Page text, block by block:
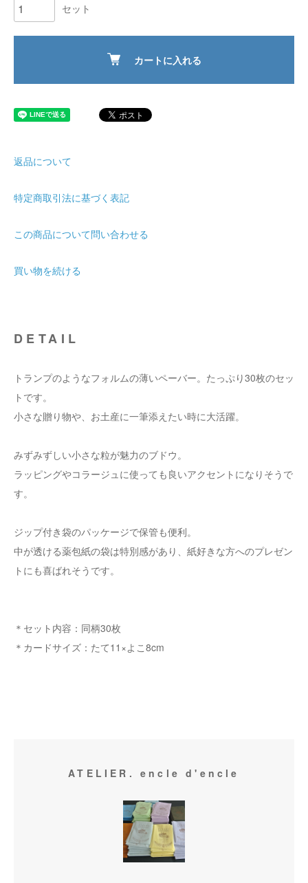
セット
カートに入れる
返品について
特定商取引法に基づく表記
この商品について問い合わせる
買い物を続ける
DETAIL
トランプのようなフォルムの薄いペーバー。たっぷり30枚のセッ
トです。
小さな贈り物や、お土産に一筆添えたい時に大活躍。
みずみずしい小さな粒が魅力のブドウ。
ラッピングやコラージュに使っても良いアクセントになりそうで
す。
ジップ付き袋のパッケージで保管も便利。
中が透ける薬包紙の袋は特別感があり、紙好きな方へのプレゼン
トにも喜ばれそうです。
＊セット内容：同柄30枚
＊カードサイズ：たて11×よこ8cm
ATELIER. encle d'encle